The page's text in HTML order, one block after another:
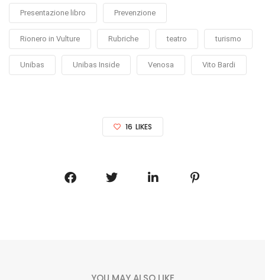
Presentazione libro Prevenzione
Rionero in Vulture Rubriche teatro turismo
Unibas Unibas Inside Venosa Vito Bardi
16 LIKES